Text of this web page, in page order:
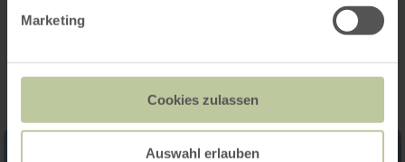
Marketing
Cookies zulassen
Auswahl erlauben
Impressions